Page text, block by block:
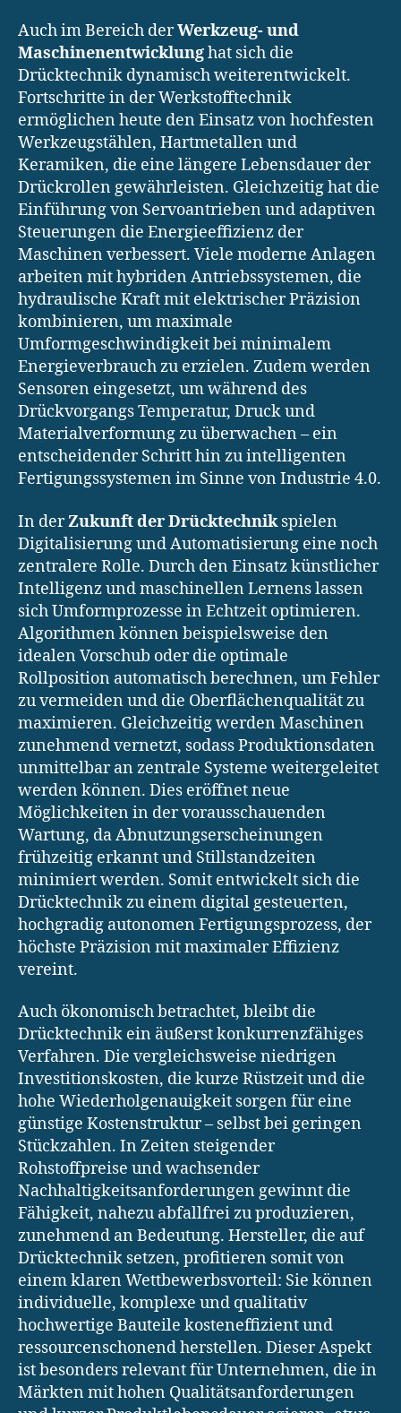
Auch im Bereich derWerkzeug- und
Maschinenentwicklunghat sich die
Drücktechnik dynamisch weiterentwickelt.
Fortschritte in der Werkstofftechnik
ermöglichen heute den Einsatz von hochfesten
Werkzeugstählen, Hartmetallen und
Keramiken, die eine längere Lebensdauer der
Drückrollen gewährleisten. Gleichzeitig hat die
Einführung von Servoantrieben und adaptiven
Steuerungen die Energieeffizienz der
Maschinen verbessert. Viele moderne Anlagen
arbeiten mit hybriden Antriebssystemen, die
hydraulische Kraft mit elektrischer Präzision
kombinieren, um maximale
Umformgeschwindigkeit bei minimalem
Energieverbrauch zu erzielen. Zudem werden
Sensoren eingesetzt, um während des
Drückvorgangs Temperatur, Druck und
Materialverformung zu überwachen – ein
entscheidender Schritt hin zu intelligenten
Fertigungssystemen im Sinne von Industrie 4.0.
In derZukunft der Drücktechnikspielen
Digitalisierung und Automatisierung eine noch
zentralere Rolle. Durch den Einsatz künstlicher
Intelligenz und maschinellen Lernens lassen
sich Umformprozesse in Echtzeit optimieren.
Algorithmen können beispielsweise den
idealen Vorschub oder die optimale
Rollposition automatisch berechnen, um Fehler
zu vermeiden und die Oberflächenqualität zu
maximieren. Gleichzeitig werden Maschinen
zunehmend vernetzt, sodass Produktionsdaten
unmittelbar an zentrale Systeme weitergeleitet
werden können. Dies eröffnet neue
Möglichkeiten in der vorausschauenden
Wartung, da Abnutzungserscheinungen
frühzeitig erkannt und Stillstandzeiten
minimiert werden. Somit entwickelt sich die
Drücktechnik zu einem digital gesteuerten,
hochgradig autonomen Fertigungsprozess, der
höchste Präzision mit maximaler Effizienz
vereint.
Auch ökonomisch betrachtet, bleibt die
Drücktechnik ein äußerst konkurrenzfähiges
Verfahren. Die vergleichsweise niedrigen
Investitionskosten, die kurze Rüstzeit und die
hohe Wiederholgenauigkeit sorgen für eine
günstige Kostenstruktur – selbst bei geringen
Stückzahlen. In Zeiten steigender
Rohstoffpreise und wachsender
Nachhaltigkeitsanforderungen gewinnt die
Fähigkeit, nahezu abfallfrei zu produzieren,
zunehmend an Bedeutung. Hersteller, die auf
Drücktechnik setzen, profitieren somit von
einem klaren Wettbewerbsvorteil: Sie können
individuelle, komplexe und qualitativ
hochwertige Bauteile kosteneffizient und
ressourcenschonend herstellen. Dieser Aspekt
ist besonders relevant für Unternehmen, die in
Märkten mit hohen Qualitätsanforderungen